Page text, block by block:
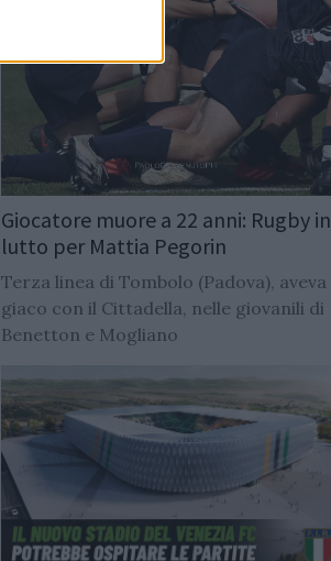
Giocatore muore a 22 anni: Rugby in
lutto per Mattia Pegorin
Terza linea di Tombolo (Padova), aveva
giaco con il Cittadella, nelle giovanili di
Benetton e Mogliano